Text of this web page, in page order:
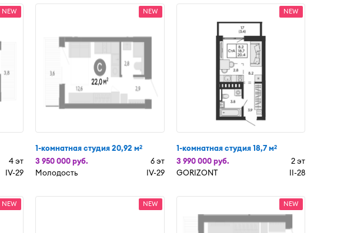
NEW
4 эт
IV-29
NEW
1-комнатная студия 20,92 м2
3 950 000 руб.
6 эт
Молодость
IV-29
NEW
1-комнатная студия 18,7 м2
3 990 000 руб.
2 эт
GORIZONT
II-28
NEW NEW NEW